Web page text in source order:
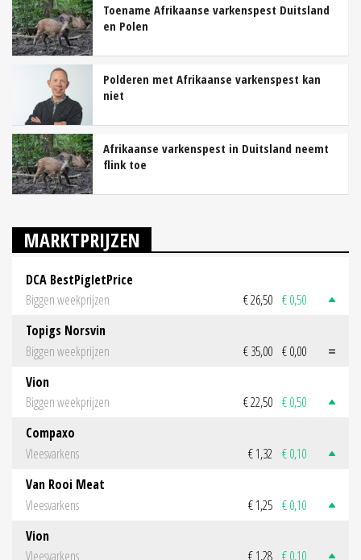
Toename Afrikaanse varkenspest Duitsland
en Polen
Polderen met Afrikaanse varkenspest kan
niet
Afrikaanse varkenspest in Duitsland neemt
flink toe
MARKTPRIJZEN
DCA BestPigletPrice
Biggen weekprijzen
€ 26,50 € 0,50
Topigs Norsvin
Biggen weekprijzen
€ 35,00 € 0,00
Vion
Biggen weekprijzen
€ 22,50 € 0,50
Compaxo
Vleesvarkens
€ 1,32 € 0,10
Van Rooi Meat
Vleesvarkens
€ 1,25 € 0,10
Vion
Vleesvarkens
€ 1,28 € 0,10